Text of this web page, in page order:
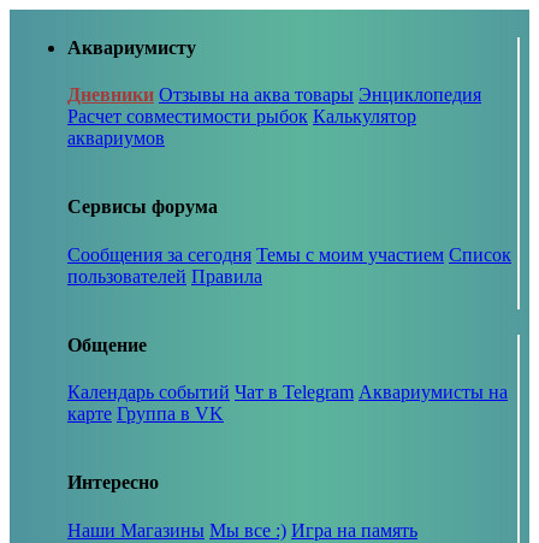
Аквариумисту
Дневники Отзывы на аква товары Энциклопедия
Расчет совместимости рыбок Калькулятор
аквариумов
Сервисы форума
Сообщения за сегодня Темы с моим участием Список
пользователей Правила
Общение
Календарь событий Чат в Telegram Аквариумисты на
карте Группа в VK
Интересно
Наши Магазины Мы все :) Игра на память